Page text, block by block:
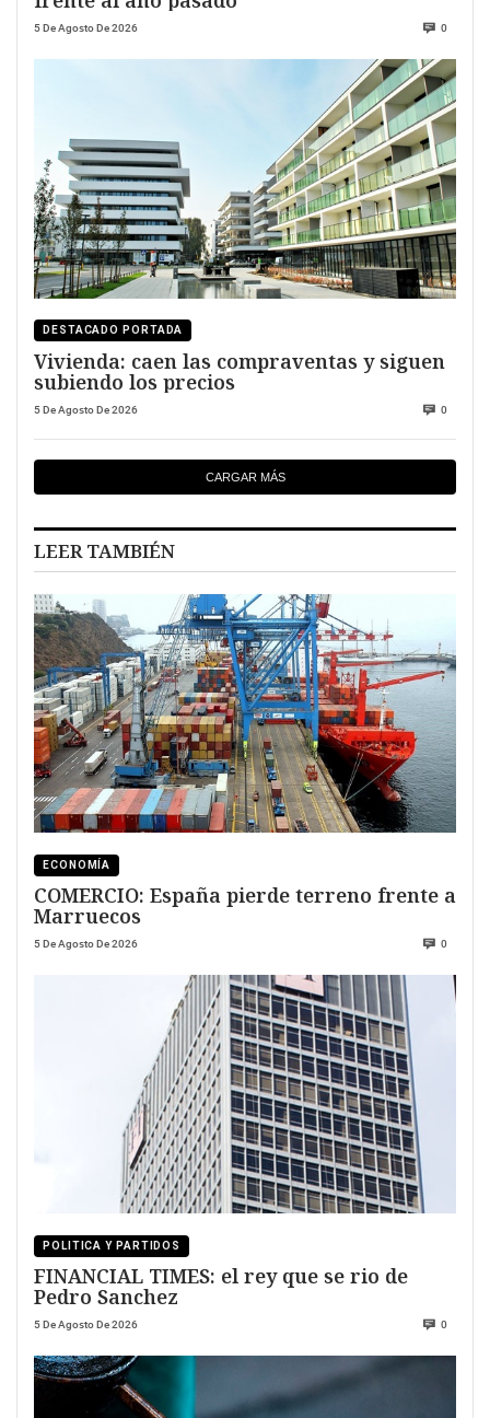
5 De Agosto De 2026 0
DESTACADO PORTADA
Vivienda: caen las compraventas y siguen
subiendo los precios
5 De Agosto De 2026 0
CARGAR MÁS
LEER TAMBIÉN
ECONOMÍA
COMERCIO: España pierde terreno frente a
Marruecos
5 De Agosto De 2026 0
POLITICA Y PARTIDOS
FINANCIAL TIMES: el rey que se rio de
Pedro Sanchez
5 De Agosto De 2026 0